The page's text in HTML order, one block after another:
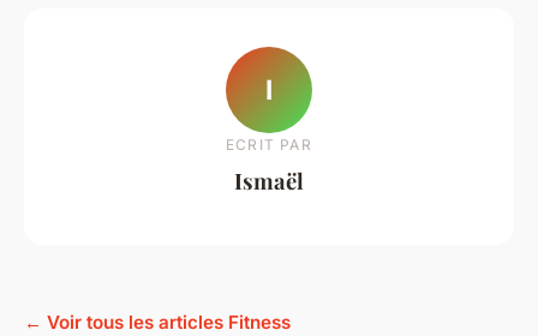
I
ECRIT PAR
Ismaël
← Voir tous les articles Fitness